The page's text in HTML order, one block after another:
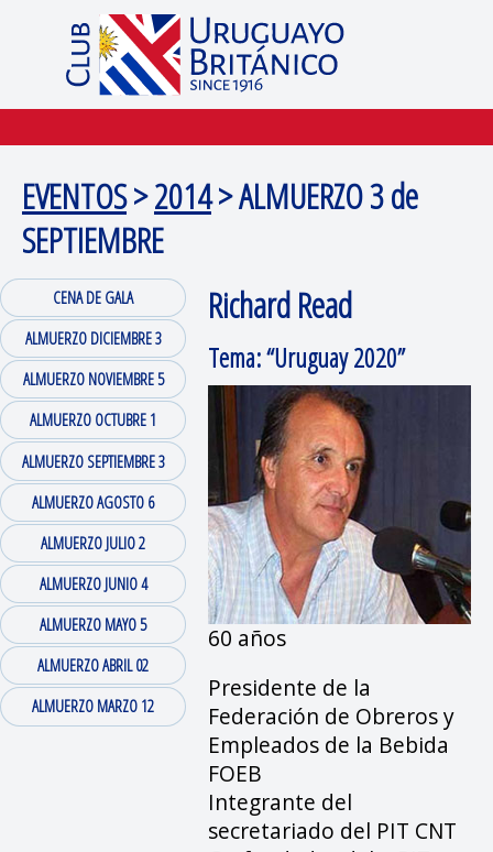
EVENTOS>2014> ALMUERZO 3 de
SEPTIEMBRE
CENA DE GALA
ALMUERZO DICIEMBRE 3
ALMUERZO NOVIEMBRE 5
ALMUERZO OCTUBRE 1
ALMUERZO SEPTIEMBRE 3
ALMUERZO AGOSTO 6
ALMUERZO JULIO 2
ALMUERZO JUNIO 4
ALMUERZO MAYO 5
ALMUERZO ABRIL 02
ALMUERZO MARZO 12
Richard Read
Tema: “Uruguay 2020”
60 años
Presidente de la
Federación de Obreros y
Empleados de la Bebida
FOEB
Integrante del
secretariado del PIT CNT